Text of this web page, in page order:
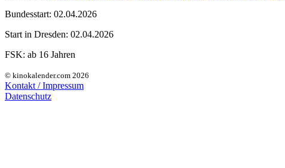
Bundesstart: 02.04.2026
Start in Dresden: 02.04.2026
FSK: ab 16 Jahren
© kinokalender.com 2026
Kontakt / Impressum
Datenschutz